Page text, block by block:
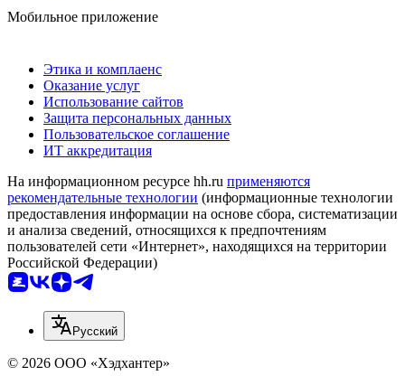
Мобильное приложение
Этика и комплаенс
Оказание услуг
Использование сайтов
Защита персональных данных
Пользовательское соглашение
ИТ аккредитация
На информационном ресурсе hh.ru применяются
рекомендательные технологии (информационные технологии
предоставления информации на основе сбора, систематизации
и анализа сведений, относящихся к предпочтениям
пользователей сети «Интернет», находящихся на территории
Российской Федерации)
Русский
© 2026 ООО «Хэдхантер»